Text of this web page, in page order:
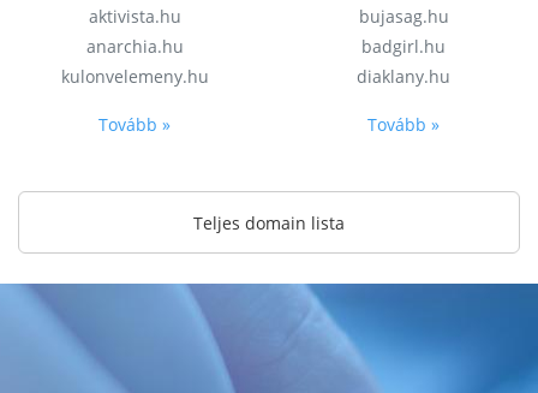
aktivista.hu
anarchia.hu
kulonvelemeny.hu
Tovább »
bujasag.hu
badgirl.hu
diaklany.hu
Tovább »
Teljes domain lista